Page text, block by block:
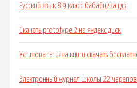
Русский язык 8 9 класс бабайцева гдз
Скачать prototype 2 на яндекс диск
Устинова татьяна книги скачать
Электронный журнал школы 22